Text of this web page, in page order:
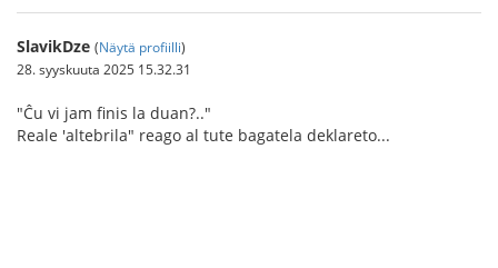
SlavikDze (Näytä profiilli)
28. syyskuuta 2025 15.32.31
"Ĉu vi jam finis la duan?.."
Reale 'altebrila" reago al tute bagatela deklareto...